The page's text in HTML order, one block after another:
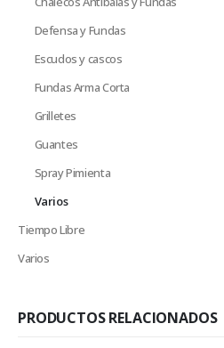
Defensa y Fundas
Escudos y cascos
Fundas Arma Corta
Grilletes
Guantes
Spray Pimienta
Varios
Tiempo Libre
Varios
PRODUCTOS RELACIONADOS